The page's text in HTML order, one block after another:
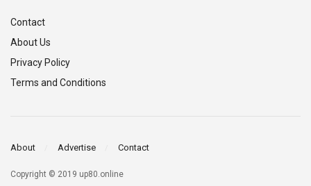
Contact
About Us
Privacy Policy
Terms and Conditions
About Advertise Contact
Copyright © 2019 up80.online